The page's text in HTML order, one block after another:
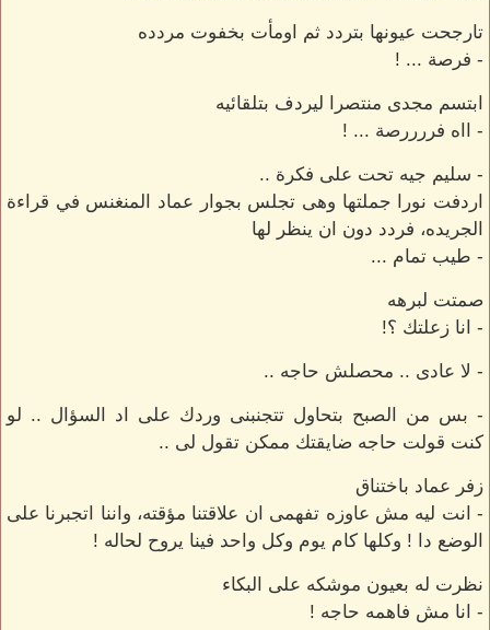
تارجحت عيونها بتردد ثم اومأت بخفوت مردده
- فرصة ... !
ابتسم مجدى منتصرا ليردف بتلقائيه
- ااه فررررصة ... !
- سليم جيه تحت على فكرة ..
اردفت نورا جملتها وهى تجلس بجوار عماد المنغنس في قراءة
الجريده، فردد دون ان ينظر لها
- طيب تمام ...
صمتت لبرهه
- انا زعلتك ؟!
- لا عادى .. محصلش حاجه ..
- بس من الصبح بتحاول تتجنبنى وردك على اد السؤال .. لو
كنت قولت حاجه ضايقتك ممكن تقول لى ..
زفر عماد باختناق
- انت ليه مش عاوزه تفهمى ان علاقتنا مؤقته، واننا اتجبرنا على
الوضع دا ! وكلها كام يوم وكل واحد فينا يروح لحاله !
نظرت له بعيون موشكه على البكاء
- انا مش فاهمه حاجه !